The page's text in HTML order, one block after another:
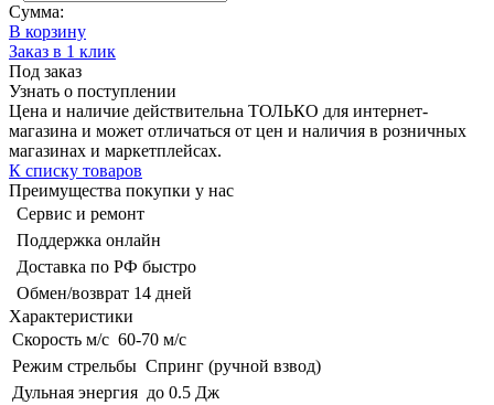
Сумма:
В корзину
Заказ в 1 клик
Под заказ
Узнать о поступлении
Цена и наличие действительна ТОЛЬКО для интернет-
магазина и может отличаться от цен и наличия в розничных
магазинах и маркетплейсах.
К списку товаров
Преимущества покупки у нас
Сервис и ремонт
Поддержка онлайн
Доставка по РФ быстро
Обмен/возврат 14 дней
Характеристики
Скорость м/с 60-70 м/с
Режим стрельбы Спринг (ручной взвод)
Дульная энергия до 0.5 Дж